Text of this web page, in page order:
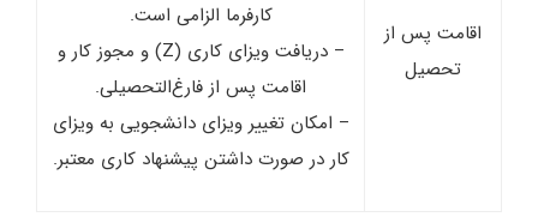
اقامت پس از
تحصیل
کارفرما الزامی است.
– دریافت ویزای کاری (Z) و مجوز کار و
اقامت پس از فارغ‌التحصیلی.
– امکان تغییر ویزای دانشجویی به ویزای
کار در صورت داشتن پیشنهاد کاری معتبر.